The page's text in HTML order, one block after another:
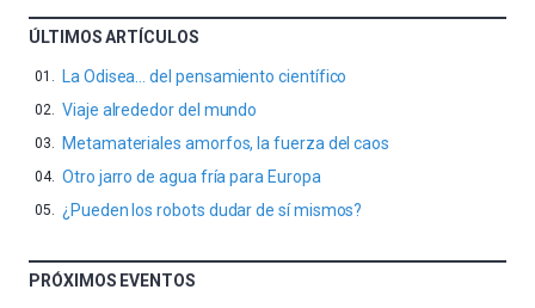
ÚLTIMOS ARTÍCULOS
La Odisea… del pensamiento científico
Viaje alrededor del mundo
Metamateriales amorfos, la fuerza del caos
Otro jarro de agua fría para Europa
¿Pueden los robots dudar de sí mismos?
PRÓXIMOS EVENTOS